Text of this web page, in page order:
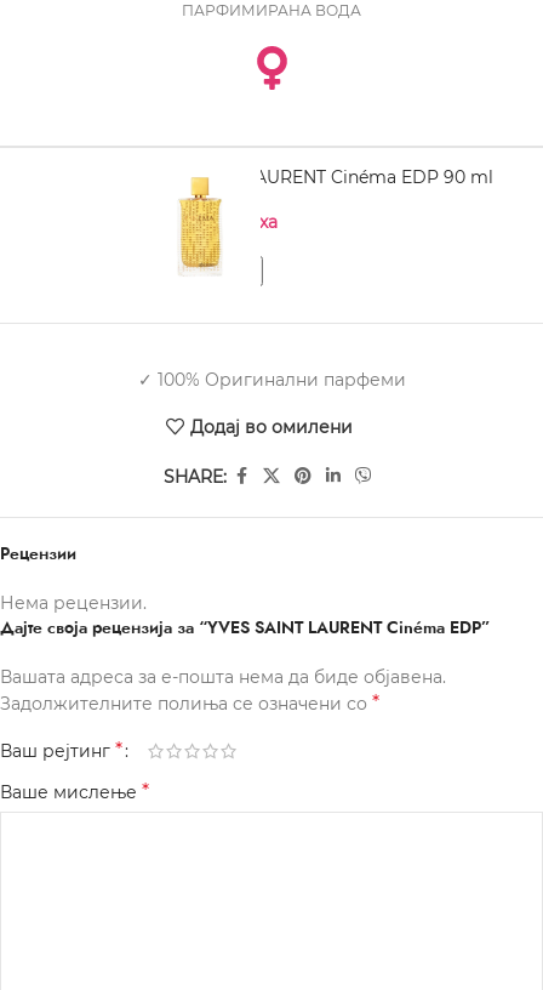
ПАРФИМИРАНА ВОДА
YVES SAINT LAURENT Cinéma EDP 90 ml
Нема на залиха
✓ 100% Оригинални парфеми
Додај во омилени
SHARE:
Рецензии
Нема рецензии.
Дајте своја рецензија за “YVES SAINT LAURENT Cinéma EDP”
Вашата адреса за е-пошта нема да биде објавена.
Задолжителните полиња се означени со *
Ваш рејтинг *
Ваше мислење *